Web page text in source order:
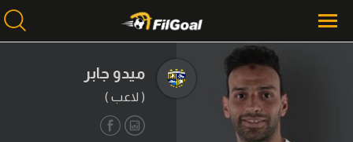
محتوى إخباري
الرئيسية
ميدو جابر
( لاعب )